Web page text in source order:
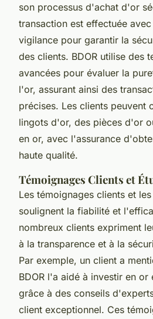
son processus d'achat d'or
transaction est effectuée
vigilance pour garantir la
des clients. BDOR utilise des
avancées pour évaluer la
l'or, assurant ainsi des
précises. Les clients peuvent
lingots d'or, des pièces d'or
en or, avec l'assurance
haute qualité.
Témoignages Clients et
Les témoignages clients et
soulignent la fiabilité et
nombreux clients expriment
à la transparence et à la
Par exemple, un client a
BDOR l'a aidé à investir en
grâce à des conseils
client exceptionnel. Ces